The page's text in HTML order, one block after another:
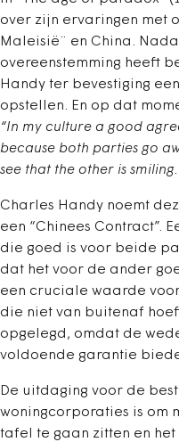
over zijn ervaringen met
Maleisië¨ en China.
overeenstemming heeft
Handy ter bevestiging
opstellen. En op dat
“In my culture a good
because both parties go
see that the other is
Charles Handy noemt
een “Chinees Contract”.
die goed is voor beide
dat het voor de ander
een cruciale waarde
die niet van buitenaf
opgelegd, omdat de
voldoende garantie
De uitdaging voor de
woningcorporaties is om
tafel te gaan zitten en